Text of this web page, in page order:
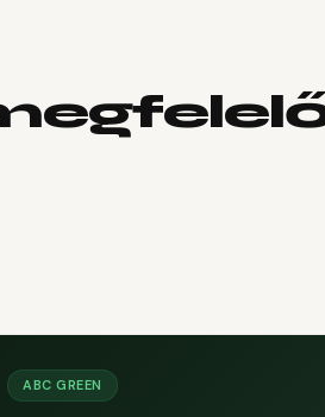
ABC GREEN